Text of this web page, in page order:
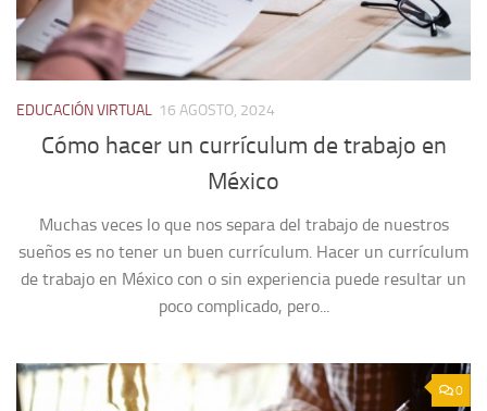
EDUCACIÓN VIRTUAL 16 AGOSTO, 2024
Cómo hacer un currículum de trabajo en
México
Muchas veces lo que nos separa del trabajo de nuestros
sueños es no tener un buen currículum. Hacer un currículum
de trabajo en México con o sin experiencia puede resultar un
poco complicado, pero...
0